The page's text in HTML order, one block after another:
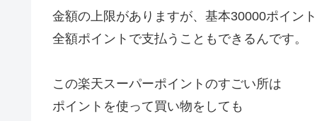
金額の上限がありますが、基本30000ポイン
全額ポイントで支払うこともできるんです。
この楽天スーパーポイントのすごい所は
ポイントを使って買い物をしても